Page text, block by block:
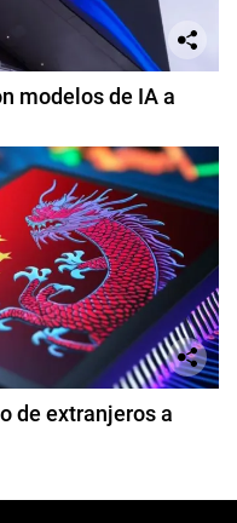
modelos de IA a
de extranjeros a